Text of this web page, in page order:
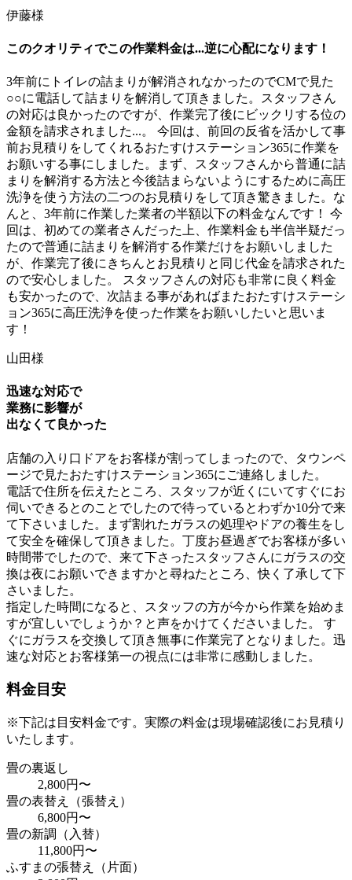
伊藤様
このクオリティでこの作業料金は...逆に心配になります！
3年前にトイレの詰まりが解消されなかったのでCMで見た
○○に電話して詰まりを解消して頂きました。スタッフさん
の対応は良かったのですが、作業完了後にビックリする位の
金額を請求されました...。 今回は、前回の反省を活かして事
前お見積りをしてくれるおたすけステーション365に作業を
お願いする事にしました。まず、スタッフさんから普通に詰
まりを解消する方法と今後詰まらないようにするために高圧
洗浄を使う方法の二つのお見積りをして頂き驚きました。な
んと、 3年前に作業した業者の半額以下の料金なんです！
今
回は、初めての業者さんだった上、作業料金も半信半疑だっ
たので普通に詰まりを解消する作業だけをお願いしました
が、 作業完了後にきちんとお見積りと同じ代金を請求された
ので安心しました。
スタッフさんの対応も非常に良く料金
も安かったので、次詰まる事があればまたおたすけステーシ
ョン365に高圧洗浄を使った作業をお願いしたいと思いま
す！
山田様
迅速な対応で
業務に影響が
出なくて良かった
店舗の入り口ドアをお客様が割ってしまったので、タウンペ
ージで見たおたすけステーション365にご連絡しました。
電話で住所を伝えたところ、スタッフが近くにいてすぐにお
伺いできるとのことでしたので待っていると わずか10分で来
て下さいました。
まず割れたガラスの処理やドアの養生をし
て安全を確保して頂きました。丁度お昼過ぎでお客様が多い
時間帯でしたので、来て下さったスタッフさんにガラスの交
換は夜にお願いできますかと尋ねたところ、快く了承して下
さいました。
指定した時間になると、スタッフの方が今から作業を始めま
すが宜しいでしょうか？と声をかけてくださいました。 す
ぐにガラスを交換して頂き無事に作業完了となりました。 迅
速な対応とお客様第一の視点には非常に感動しました。
料金目安
※下記は目安料金です。実際の料金は現場確認後にお見積り
いたします。
畳の裏返し
2,800円〜
畳の表替え（張替え）
6,800円〜
畳の新調（入替）
11,800円〜
ふすまの張替え（片面）